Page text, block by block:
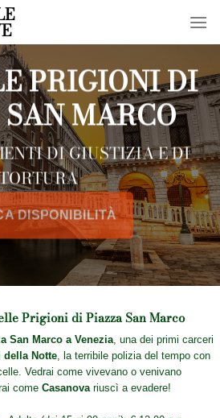
PRIGIONI DI
MARCO
DI GIUSTIZIA E DI
DISPONIBILITÀ
Prigioni di Piazza San Marco
San Marco a Venezia , una dei primi carceri
Notte , la terribile polizia del tempo con
Vedrai come vivevano o venivano
come Casanova riuscì a evadere!